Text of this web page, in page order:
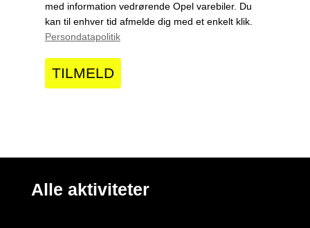
med information vedrørende Opel varebiler. Du
kan til enhver tid afmelde dig med et enkelt klik.
Persondatapolitik
TILMELD
Alle aktiviteter